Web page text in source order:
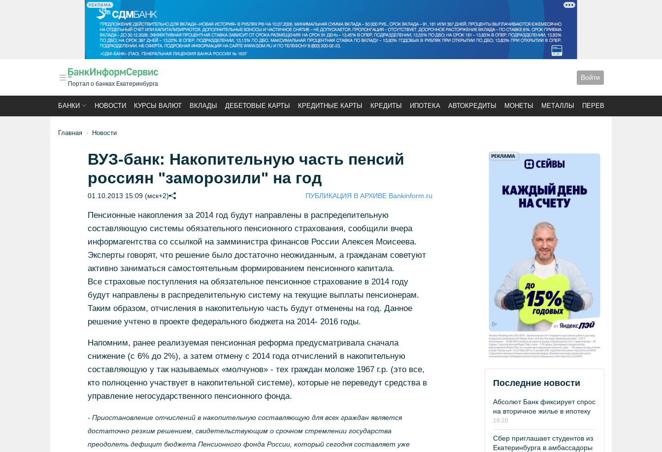
РЕКЛАМА
Портал о банках Екатеринбурга
Войти
БАНКИ НОВОСТИ КУРСЫ ВАЛЮТ ВКЛАДЫ ДЕБЕТОВЫЕ КАРТЫ КРЕДИТНЫЕ КАРТЫ КРЕДИТЫ ИПОТЕКА АВТОКРЕДИТЫ МОНЕТЫ МЕТАЛЛЫ ПЕРЕВОДЫ
Главная Новости
ВУЗ-банк: Накопительную часть пенсий
россиян "заморозили" на год
01.10.2013 15:09 (мск+2) ПУБЛИКАЦИЯ В АРХИВЕ Bankinform.ru
Пенсионные накопления за 2014 год будут направлены в распределительную
составляющую системы обязательного пенсионного страхования, сообщили вчера
информагентства со ссылкой на замминистра финансов России Алексея Моисеева.
Эксперты говорят, что решение было достаточно неожиданным, а гражданам советуют
активно заниматься самостоятельным формированием пенсионного капитала.
Все страховые поступления на обязательное пенсионное страхование в 2014 году
будут направлены в распределительную систему на текущие выплаты пенсионерам.
Таким образом, отчисления в накопительную часть будут отменены на год. Данное
решение учтено в проекте федерального бюджета на 2014- 2016 годы.
Напомним, ранее реализуемая пенсионная реформа предусматривала сначала
снижение (с 6% до 2%), а затем отмену с 2014 года отчислений в накопительную
составляющую у так называемых «молчунов» - тех граждан моложе 1967 г.р. (это все,
кто полноценно участвует в накопительной системе), которые не переведут средства в
управление негосударственного пенсионного фонда.
- Приостановление отчислений в накопительную составляющую для всех граждан является
достаточно резким решением, свидетельствующим о срочном стремлении государства
преодолеть дефицит бюджета Пенсионного фонда России, который сегодня составляет уже
Последние новости
Абсолют Банк фиксирует спрос
на вторичное жилье в ипотеку
16:20
Сбер приглашает студентов из
Екатеринбурга в амбассадоры